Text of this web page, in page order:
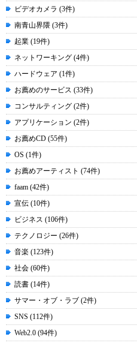
ビデオカメラ (3件)
南青山界隈 (3件)
起業 (19件)
ネットワーキング (4件)
ハードウェア (1件)
お薦めのサービス (33件)
コンサルティング (2件)
アプリケーション (2件)
お薦めCD (55件)
OS (1件)
お薦めアーティスト (74件)
faam (42件)
宣伝 (10件)
ビジネス (106件)
テクノロジー (26件)
音楽 (123件)
社会 (60件)
読書 (14件)
サマー・オブ・ラブ (2件)
SNS (112件)
Web2.0 (94件)